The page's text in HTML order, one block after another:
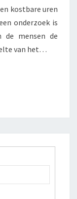
kostbare uren
onderzoek is
de mensen de
van het…